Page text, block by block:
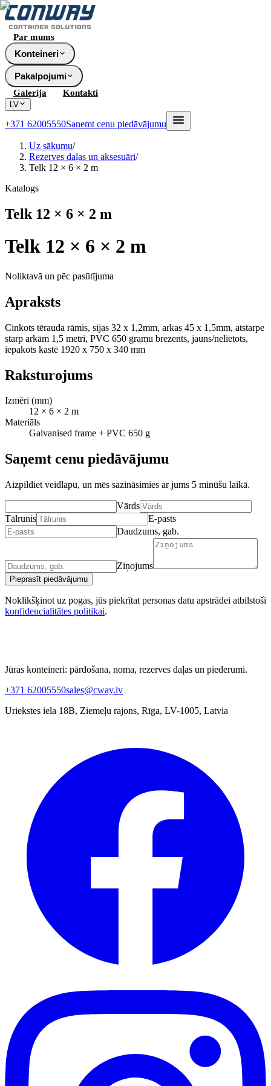
Par mums
Konteineri
Pakalpojumi
Galerija
Kontakti
LV
+371 62005550Saņemt cenu piedāvājumu
Uz sākumu/
Rezerves daļas un aksesuāri/
Telk 12 × 6 × 2 m
Katalogs
Telk 12 × 6 × 2 m
Telk 12 × 6 × 2 m
Noliktavā un pēc pasūtījuma
Apraksts
Cinkots tērauda rāmis, sijas 32 x 1,2mm, arkas 45 x 1,5mm, atstarpe
starp arkām 1,5 metri, PVC 650 gramu brezents, jauns/nelietots,
iepakots kastē 1920 x 750 x 340 mm
Raksturojums
Izmēri (mm)
12 × 6 × 2 m
Materiāls
Galvanised frame + PVC 650 g
Saņemt cenu piedāvājumu
Aizpildiet veidlapu, un mēs sazināsimies ar jums 5 minūšu laikā.
Vārds
Tālrunis
E-pasts
Daudzums, gab.
Ziņojums
Pieprasīt piedāvājumu
Noklikšķinot uz pogas, jūs piekrītat personas datu apstrādei atbilstoši
konfidencialitātes politikai.
Jūras konteineri: pārdošana, noma, rezerves daļas un piederumi.
+371 62005550sales@cway.lv
Uriekstes iela 18B, Ziemeļu rajons, Rīga, LV-1005, Latvia